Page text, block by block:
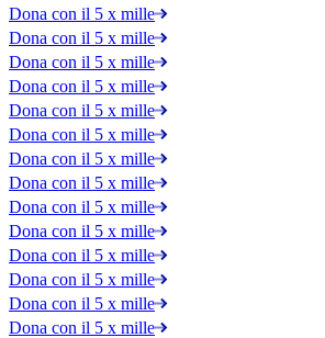
Dona con il 5 x mille
Dona con il 5 x mille
Dona con il 5 x mille
Dona con il 5 x mille
Dona con il 5 x mille
Dona con il 5 x mille
Dona con il 5 x mille
Dona con il 5 x mille
Dona con il 5 x mille
Dona con il 5 x mille
Dona con il 5 x mille
Dona con il 5 x mille
Dona con il 5 x mille
Dona con il 5 x mille